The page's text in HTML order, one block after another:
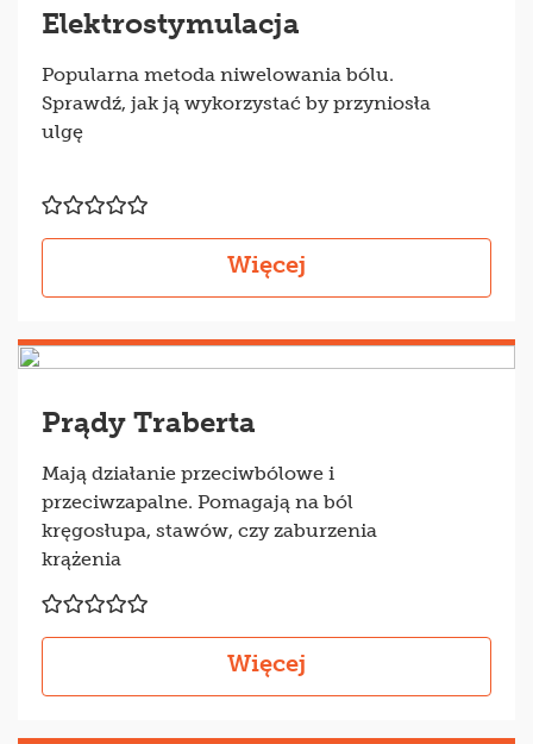
Elektrostymulacja
Popularna metoda niwelowania bólu.
Sprawdź, jak ją wykorzystać by przyniosła
ulgę
Więcej
Prądy Traberta
Mają działanie przeciwbólowe i
przeciwzapalne. Pomagają na ból
kręgosłupa, stawów, czy zaburzenia
krążenia
Więcej